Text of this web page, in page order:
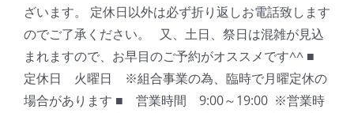
ざいます。 定休日以外は必ず折り返しお電話致します
のでご了承ください。 又、土日、祭日は混雑が見込
まれますので、お早目のご予約がオススメです^^ ■
定休日 火曜日 ※組合事業の為、臨時で月曜定休の
場合があります ■ 営業時間 9:00～19:00 ※営業時